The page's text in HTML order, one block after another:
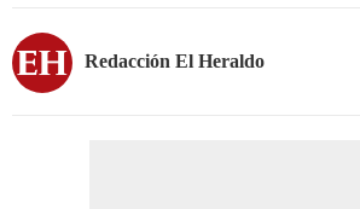
Redacción El Heraldo